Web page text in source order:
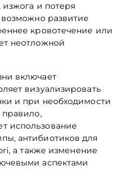
изжога и потеря
возможно развитие
кровотечение или
неотложной
включает
визуализировать
и при необходимости
правило,
использование
антибиотиков для
а также изменение
аспектами